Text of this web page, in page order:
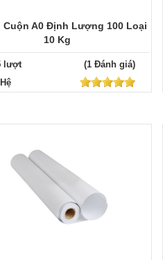
Cuộn A0 Định Lượng 100 Loại
10 Kg
lượt
(1 Đánh giá)